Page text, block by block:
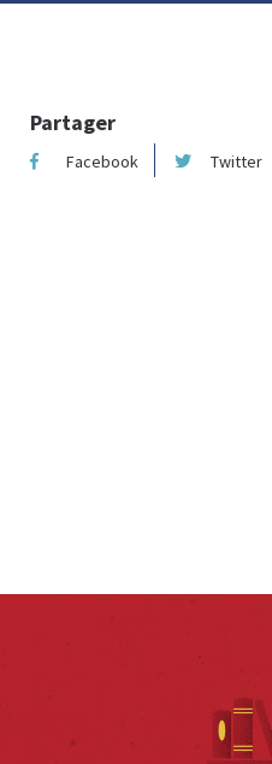
Partager
Facebook Twitter